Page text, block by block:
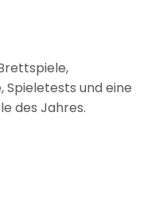
Spieletests und eine
des Jahres.